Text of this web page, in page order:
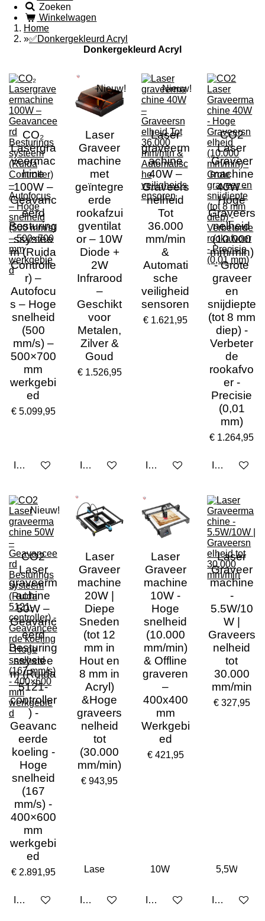
Zoeken
Winkelwagen
Home
»✅Donkergekleurd Acryl
Donkergekleurd Acryl
CO₂
Lasergra
veermac
hine
100W –
Geavanc
eerd
Besturing
ssystee
m (Ruida
Controlle
r) –
Autofocu
s – Hoge
snelheid
(500
mm/s) –
500×700
mm
werkgebi
ed
€ 5.099,95
In winkelwagen
Nieuw!
Laser
Graveer
machine
met
geïntegre
erde
rookafzui
gventilat
or – 10W
Diode +
2W
Infrarood
–
Geschikt
voor
Metalen,
Zilver &
Goud
€ 1.526,95
In winkelwagen
Nieuw!
Laser
graveerm
achine
40W –
Graveers
nelheid
Tot
36.000
mm/min
&
Automati
sche
veiligheid
sensoren
€ 1.621,95
In winkelwagen
CO2
Laser
Graveer
machine
40W -
Hoge
Graveers
nelheid
(10.000
mm/min)
- Grote
graveer
en
snijdiepte
(tot 8 mm
diep) -
Verbeter
de
rookafvo
er -
Precisie
(0,01
mm)
€ 1.264,95
In
Nieuw!
CO2
Laser
graveerm
achine
50W –
Geavanc
eerd
Besturing
ssystee
m (Ruida
5121-
controller
) -
Geavanc
eerde
koeling -
Hoge
snelheid
(167
mm/s) -
400×600
mm
werkgebi
ed
€ 2.891,95
In winkelwagen
Laser
Graveer
machine
20W |
Diepe
Sneden
(tot 12
mm in
Hout en
8 mm in
Acryl)
&Hoge
graveers
nelheid
tot
(30.000
mm/min)
€ 943,95
In winkelwagen
Laser
Graveer
machine
10W -
Hoge
snelheid
(10.000
mm/min)
& Offline
graveren
–
400x400
mm
Werkgebi
ed
€ 421,95
In winkelwagen
Laser
Graveer
machine
-
5.5W/10
W |
Graveers
nelheid
tot
30.000
mm/min
€ 327,95
In